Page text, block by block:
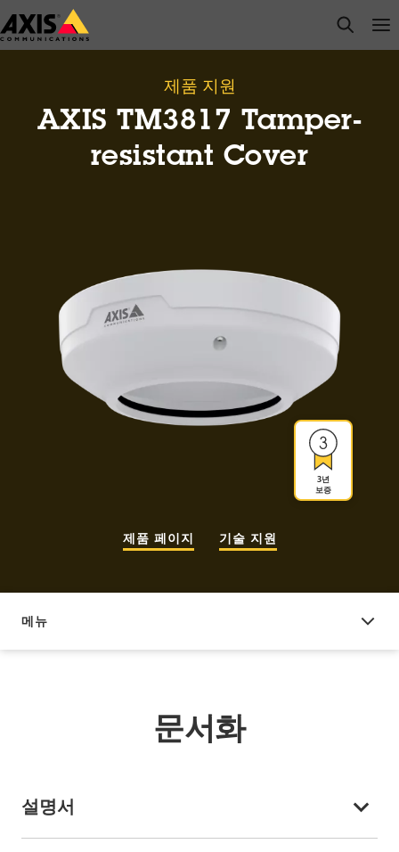
주
요
open
제품 지원
AXIS TM3817 Tamper-
resistant Cover
3년
보증
제품 페이지 기술 지원
메뉴
문서화
문서화
설명서